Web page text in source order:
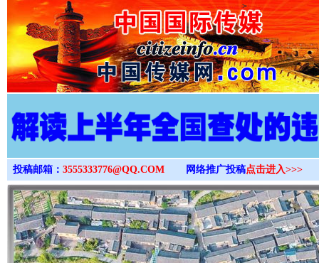
>
投稿邮箱： 3555333776@QQ.COM 网络推广投稿点击进入>>>